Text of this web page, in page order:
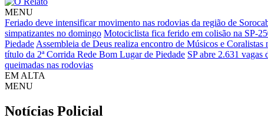
MENU
Feriado deve intensificar movimento nas rodovias da região de
simpatizantes no domingo Motociclista fica ferido em colisão na SP-
Piedade Assembleia de Deus realiza encontro de Músicos e Coralistas
título da 2ª Corrida Rede Bom Lugar de Piedade SP abre 2.631
queimadas nas rodovias
EM ALTA
MENU
Notícias Policial